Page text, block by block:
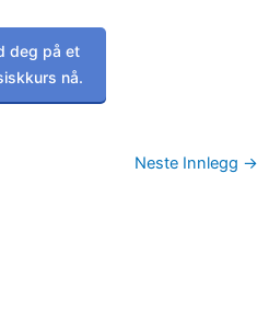
deg på et
nå.
Neste Innlegg →